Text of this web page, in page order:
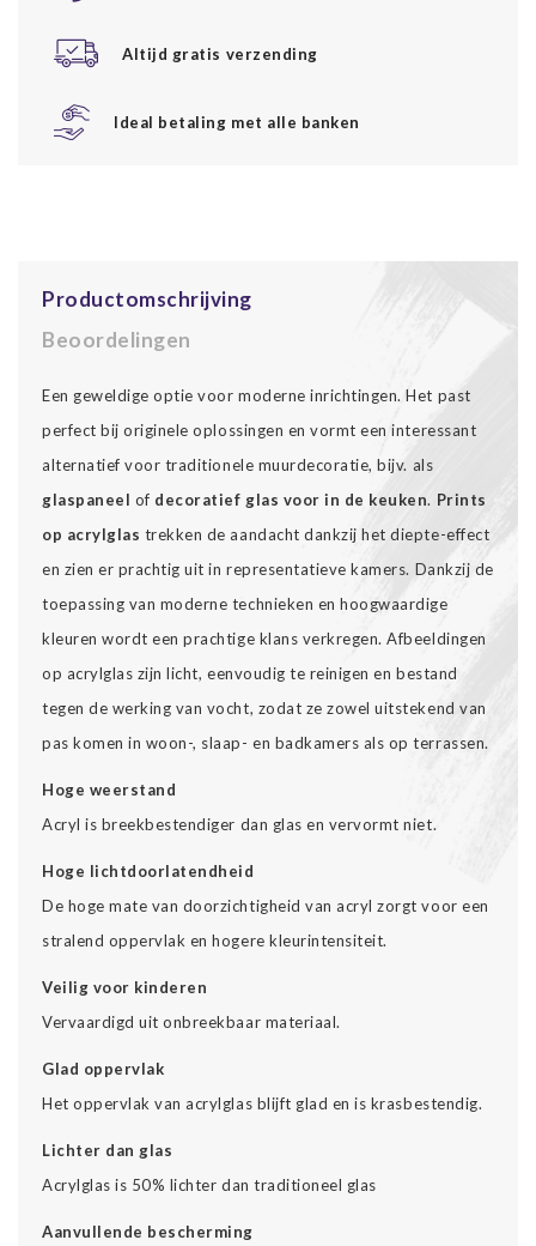
Altijd gratis verzending
Ideal betaling met alle banken
Productomschrijving
Beoordelingen
Een geweldige optie voor moderne inrichtingen. Het past
perfect bij originele oplossingen en vormt een interessant
alternatief voor traditionele muurdecoratie, bijv. als
glaspaneel of decoratief glas voor in de keuken. Prints
op acrylglas trekken de aandacht dankzij het diepte-effect
en zien er prachtig uit in representatieve kamers. Dankzij de
toepassing van moderne technieken en hoogwaardige
kleuren wordt een prachtige klans verkregen. Afbeeldingen
op acrylglas zijn licht, eenvoudig te reinigen en bestand
tegen de werking van vocht, zodat ze zowel uitstekend van
pas komen in woon-, slaap- en badkamers als op terrassen.
Hoge weerstand
Acryl is breekbestendiger dan glas en vervormt niet.
Hoge lichtdoorlatendheid
De hoge mate van doorzichtigheid van acryl zorgt voor een
stralend oppervlak en hogere kleurintensiteit.
Veilig voor kinderen
Vervaardigd uit onbreekbaar materiaal.
Glad oppervlak
Het oppervlak van acrylglas blijft glad en is krasbestendig.
Lichter dan glas
Acrylglas is 50% lichter dan traditioneel glas
Aanvullende bescherming